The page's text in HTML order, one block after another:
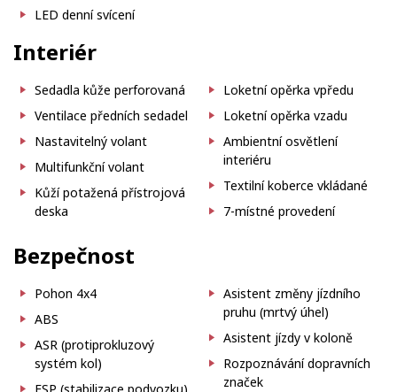
LED denní svícení
Interiér
Sedadla kůže perforovaná
Ventilace předních sedadel
Nastavitelný volant
Multifunkční volant
Kůží potažená přístrojová
deska
Loketní opěrka vpředu
Loketní opěrka vzadu
Ambientní osvětlení
interiéru
Textilní koberce vkládané
7-místné provedení
Bezpečnost
Pohon 4x4
ABS
ASR (protiprokluzový
systém kol)
Asistent změny jízdního
pruhu (mrtvý úhel)
Asistent jízdy v koloně
Rozpoznávání dopravních
značek